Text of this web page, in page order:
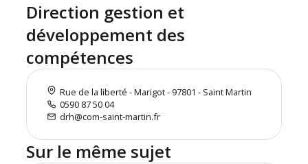
Direction gestion et
développement des
compétences
Rue de la liberté - Marigot - 97801 - Saint Martin
0590 87 50 04
drh@com-saint-martin.fr
Sur le même sujet